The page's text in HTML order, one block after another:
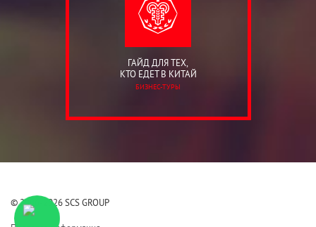
ГАЙД ДЛЯ ТЕХ,
КТО ЕДЕТ В КИТАЙ
БИЗНЕС-ТУРЫ
© 2006-2026 SCS GROUP